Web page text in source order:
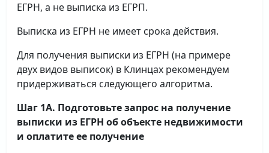
ЕГРН, а не выписка из ЕГРП.
Выписка из ЕГРН не имеет срока действия.
Для получения выписки из ЕГРН (на примере
двух видов выписок) в Клинцах рекомендуем
придерживаться следующего алгоритма.
Шаг 1А. Подготовьте запрос на получение
выписки из ЕГРН об объекте недвижимости
и оплатите ее получение